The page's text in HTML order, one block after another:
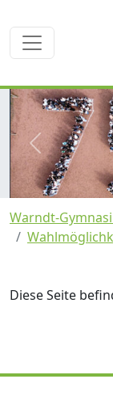
zurück
Warndt-
Diese Seite